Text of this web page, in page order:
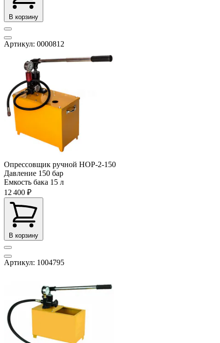
В корзину
Артикул: 0000812
Опрессовщик ручной НОР-2-150
Давление 150 бар
Емкость бака 15 л
12 400 ₽
В корзину
Артикул: 1004795